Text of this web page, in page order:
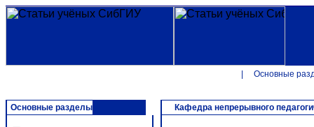
Основные
Основные разделы Кафедра непрерывного